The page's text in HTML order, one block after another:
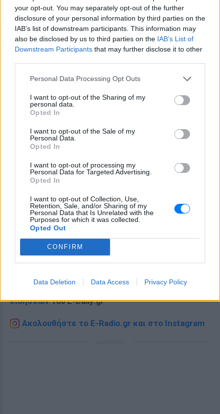
your opt-out. You may separately opt-out of the further
disclosure of your personal information by third parties on the
IAB’s list of downstream participants. This information may
also be disclosed by us to third parties on the IAB’s List of
Downstream Participants that may further disclose it to other
Personal Data Processing Opt Outs
I want to opt-out of the Sharing of my
personal data.
Opted In
I want to opt-out of the Sale of my
Personal Data.
Opted In
I want to opt-out of processing my
Personal Data for Targeted Advertising.
Opted In
I want to opt-out of Collection, Use,
Retention, Sale, and/or Sharing of my
Personal Data that Is Unrelated with the
Purposes for which it was collected.
Opted Out
CONFIRM
Data Deletion Data Access Privacy Policy
ΔΙΑΦΗΜΙΣΗ
Ακολουθήστε το E-Radio.gr στο
Για ακόμη περισσότερα , μπείτε στην
ροή
ειδήσεωντου E-Daily.gr
Ακολουθήστε το E-Radio.gr και στο Instagram